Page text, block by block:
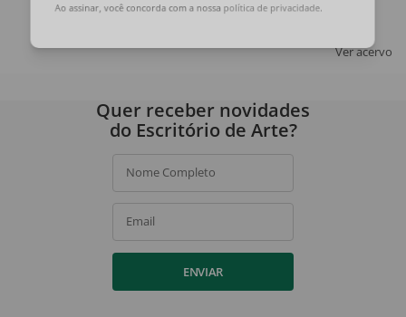
Ver acervo
Quer receber novidades
do Escritório de Arte?
Nome Completo
Email
ENVIAR